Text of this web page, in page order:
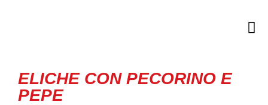
ELICHE CON PECORINO E
PEPE